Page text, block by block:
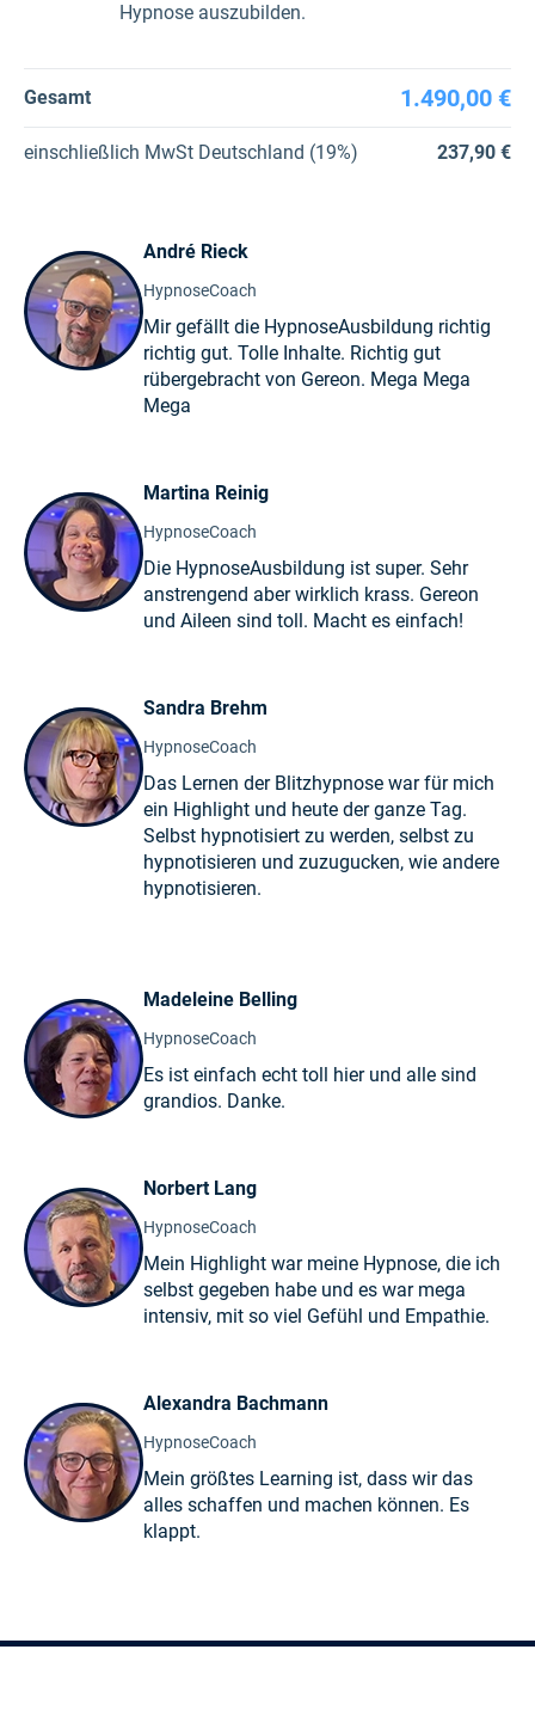
Hypnose auszubilden.
Gesamt 1.490,00 €
einschließlich MwSt Deutschland (19%) 237,90 €
André Rieck
HypnoseCoach
Mir gefällt die HypnoseAusbildung richtig
richtig gut. Tolle Inhalte. Richtig gut
rübergebracht von Gereon. Mega Mega
Mega
Martina Reinig
HypnoseCoach
Die HypnoseAusbildung ist super. Sehr
anstrengend aber wirklich krass. Gereon
und Aileen sind toll. Macht es einfach!
Sandra Brehm
HypnoseCoach
Das Lernen der Blitzhypnose war für mich
ein Highlight und heute der ganze Tag.
Selbst hypnotisiert zu werden, selbst zu
hypnotisieren und zuzugucken, wie andere
hypnotisieren.
Madeleine Belling
HypnoseCoach
Es ist einfach echt toll hier und alle sind
grandios. Danke.
Norbert Lang
HypnoseCoach
Mein Highlight war meine Hypnose, die ich
selbst gegeben habe und es war mega
intensiv, mit so viel Gefühl und Empathie.
Alexandra Bachmann
HypnoseCoach
Mein größtes Learning ist, dass wir das
alles schaffen und machen können. Es
klappt.